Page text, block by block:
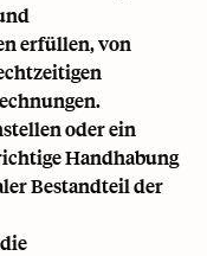
erfüllen, von
oder ein
Handhabung
Bestandteil der